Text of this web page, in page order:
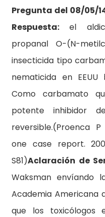
Pregunta del 08/05/
Respuesta: el
propanal O-(N-
insecticida tipo
nematicida en
Como carbamato
potente inhibidor
reversible.(Proenca
one case report.
S81)Aclaración de
Waksman
Academia Americana
que los toxicólogos